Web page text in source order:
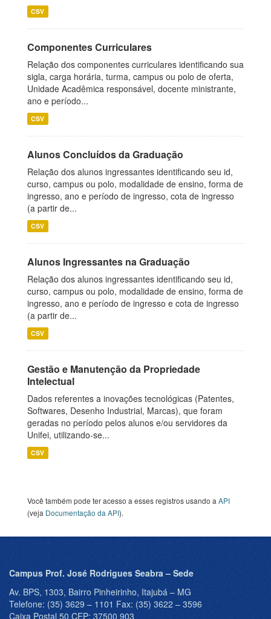
CSV
Componentes Curriculares
Relação dos componentes curriculares identificando sua
sigla, carga horária, turma, campus ou polo de oferta,
Unidade Acadêmica responsável, docente ministrante,
ano e período...
CSV
Alunos Concluídos da Graduação
Relação dos alunos ingressantes identificando seu id,
curso, campus ou polo, modalidade de ensino, forma de
ingresso, ano e período de ingresso, cota de ingresso
(a partir de...
CSV
Alunos Ingressantes na Graduação
Relação dos alunos ingressantes identificando seu id,
curso, campus ou polo, modalidade de ensino, forma de
ingresso, ano e período de ingresso e cota de ingresso
(a partir de...
CSV
Gestão e Manutenção da Propriedade
Intelectual
Dados referentes a inovações tecnológicas (Patentes,
Softwares, Desenho Industrial, Marcas), que foram
geradas no período pelos alunos e/ou servidores da
Unifei, utilizando-se...
CSV
Você também pode ter acesso a esses registros usando a API
(veja Documentação da API).
Campus Prof. José Rodrigues Seabra – Sede
Av. BPS, 1303, Bairro Pinheirinho, Itajubá – MG
Telefone: (35) 3629 – 1101 Fax: (35) 3622 – 3596
Caixa Postal 50 CEP: 37500 903